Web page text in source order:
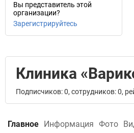
Вы представитель этой
организации?
Зарегистрируйтесь
Клиника
Подписчиков: 0, сотрудников: 0,
Главное Информация Фото